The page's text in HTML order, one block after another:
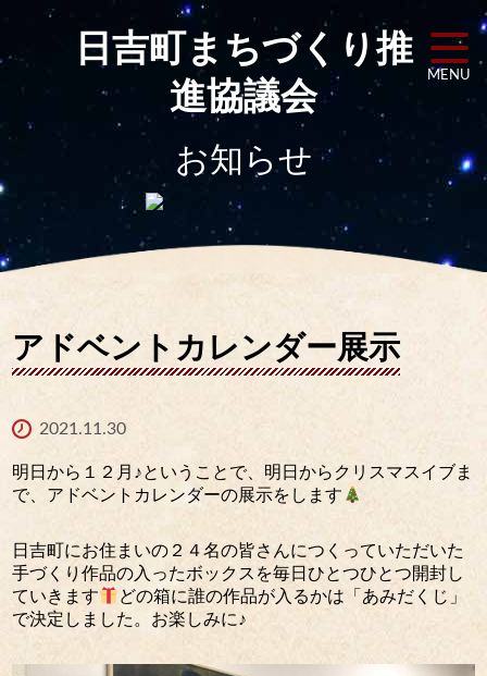
日吉町まちづくり推
進協議会
MENU
お知らせ
アドベントカレンダー展示
2021.11.30
明日から１２月♪ということで、明日からクリスマスイブま
で、アドベントカレンダーの展示をします
日吉町にお住まいの２４名の皆さんにつくっていただいた
手づくり作品の入ったボックスを毎日ひとつひとつ開封し
ていきます
どの箱に誰の作品が入るかは「あみだくじ」
で決定しました。お楽しみに♪